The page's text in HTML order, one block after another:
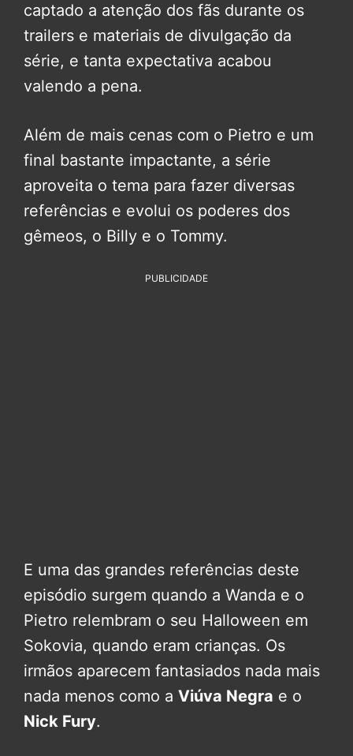
captado a atenção dos fãs durante os
trailers e materiais de divulgação da
série, e tanta expectativa acabou
valendo a pena.
Além de mais cenas com o Pietro e um
final bastante impactante, a série
aproveita o tema para fazer diversas
referências e evolui os poderes dos
gêmeos, o Billy e o Tommy.
PUBLICIDADE
E uma das grandes referências deste
episódio surgem quando a Wanda e o
Pietro relembram o seu Halloween em
Sokovia, quando eram crianças. Os
irmãos aparecem fantasiados nada mais
nada menos como a Viúva Negra e o
Nick Fury.